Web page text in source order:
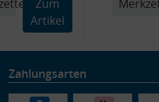
Zum
Artikel
Zahlungsarten